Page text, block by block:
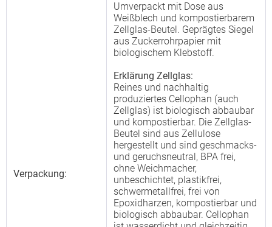
Verpackung:
Umverpackt mit Dose aus
Weißblech und kompostierbarem
Zellglas-Beutel. Geprägtes Siegel
aus Zuckerrohrpapier mit
biologischem Klebstoff.
Erklärung Zellglas:
Reines und nachhaltig
produziertes Cellophan (auch
Zellglas) ist biologisch abbaubar
und kompostierbar. Die Zellglas-
Beutel sind aus Zellulose
hergestellt und sind geschmacks-
und geruchsneutral, BPA frei,
ohne Weichmacher,
unbeschichtet, plastikfrei,
schwermetallfrei, frei von
Epoxidharzen, kompostierbar und
biologisch abbaubar. Cellophan